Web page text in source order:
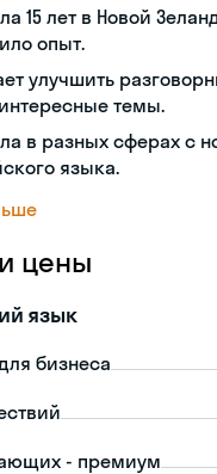
15 лет в Новой
опыт.
улучшить
темы.
в разных сферах с
языка.
цены
язык
бизнеса
- премиум